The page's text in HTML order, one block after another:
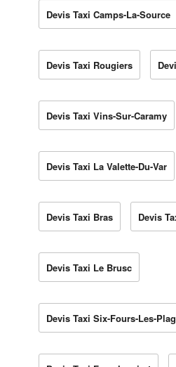
Devis Taxi Camps-La-Source
Devis Taxi Rougiers
Devis Taxi Vins-Sur-Caramy
Devis Taxi La Valette-Du-Var
Devis Taxi Bras Devis
Devis Taxi Le Brusc
Devis Taxi Six-Fours-Les-